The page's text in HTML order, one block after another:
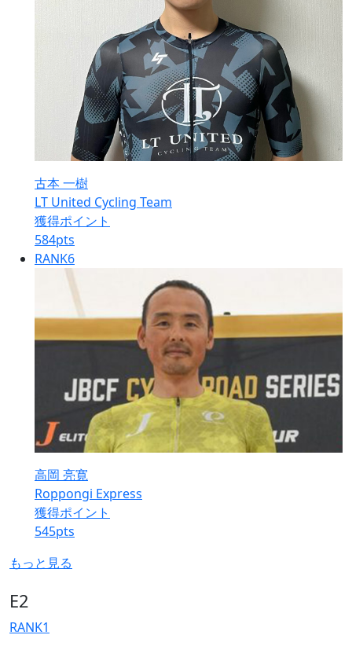
古本 一樹
LT United Cycling Team
獲得ポイント
584pts
RANK6
高岡 亮寛
Roppongi Express
獲得ポイント
545pts
もっと見る
E2
RANK1